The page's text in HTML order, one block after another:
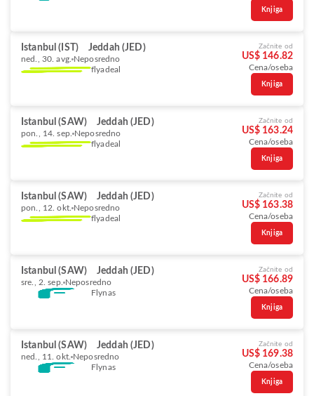
Knjiga
Istanbul (IST) Jeddah (JED)
ned., 30. avg. Neposredno
flyadeal
Začnite od
US$ 146.82
Cena/oseba
Knjiga
Istanbul (SAW) Jeddah (JED)
pon., 14. sep. Neposredno
flyadeal
Začnite od
US$ 163.24
Cena/oseba
Knjiga
Istanbul (SAW) Jeddah (JED)
pon., 12. okt. Neposredno
flyadeal
Začnite od
US$ 163.38
Cena/oseba
Knjiga
Istanbul (SAW) Jeddah (JED)
sre., 2. sep. Neposredno
Flynas
Začnite od
US$ 166.89
Cena/oseba
Knjiga
Istanbul (SAW) Jeddah (JED)
ned., 11. okt. Neposredno
Flynas
Začnite od
US$ 169.38
Cena/oseba
Knjiga